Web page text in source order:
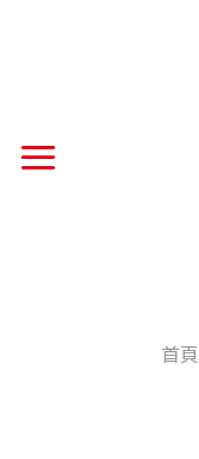
首頁